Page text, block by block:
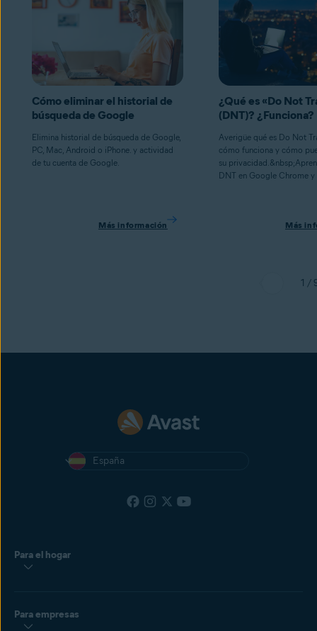
Cómo eliminar el historial de
búsqueda de Google
Elimina historial de búsqueda de Google,
PC, Mac, Android o iPhone. y actividad
de tu cuenta de Google.
Más información
¿Qué es «Do Not
(DNT)? ¿Funciona?
Averigüe qué es Do Not
cómo funciona y cómo
su
DNT en Google Chrome
Más
1 /
España
Para el hogar
Para empresas